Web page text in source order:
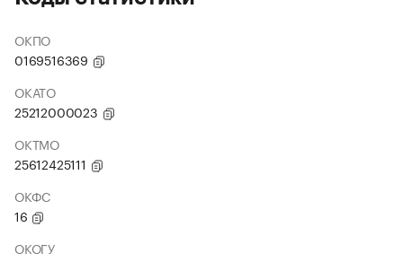
ОКПО
0169516369
ОКАТО
25212000023
ОКТМО
25612425111
ОКФС
16
ОКОГУ